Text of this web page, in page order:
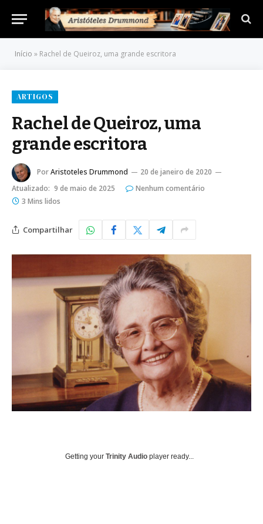
Início » Rachel de Queiroz, uma grande escritora
ARTIGOS
Rachel de Queiroz, uma
grande escritora
PorAristoteles Drummond
20 de janeiro de 2020
Atualizado: 9 de maio de 2025
Nenhum comentário
3 Mins lidos
Compartilhar
Getting your Trinity Audio player ready...